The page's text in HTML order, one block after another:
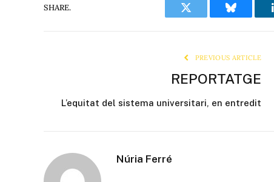
SHARE.
Twitter Bluesky
PREVIOUS ARTICLE
REPORTATGE
L’equitat del sistema universitari, en entredit
Núria Ferré